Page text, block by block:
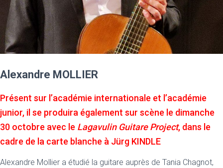
Alexandre MOLLIER
Présent sur l’académie internationale et l’académie
junior, il se produira également sur scène le dimanche
30 octobre avec le Lagavulin Guitare Project, dans le
cadre de la carte blanche à Jürg KINDLE
Alexandre Mollier a étudié la guitare auprès de Tania Chagnot,